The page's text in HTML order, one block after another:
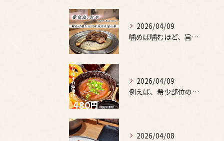
2026/04/09
噛めば噛むほど、旨みがあふれる。
2026/04/09
例えば、希少部位の串を試したり、季節限定の地酒を味わったりす...
2026/04/08